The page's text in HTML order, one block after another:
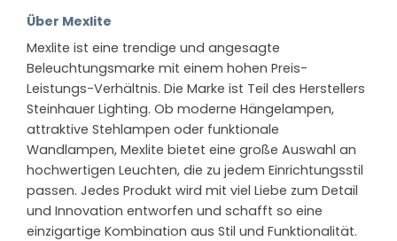
Über Mexlite
Mexlite ist eine trendige und angesagte
Beleuchtungsmarke mit einem hohen Preis-
Leistungs-Verhältnis. Die Marke ist Teil des Herstellers
Steinhauer Lighting. Ob moderne Hängelampen,
attraktive Stehlampen oder funktionale
Wandlampen, Mexlite bietet eine große Auswahl an
hochwertigen Leuchten, die zu jedem Einrichtungsstil
passen. Jedes Produkt wird mit viel Liebe zum Detail
und Innovation entworfen und schafft so eine
einzigartige Kombination aus Stil und Funktionalität.